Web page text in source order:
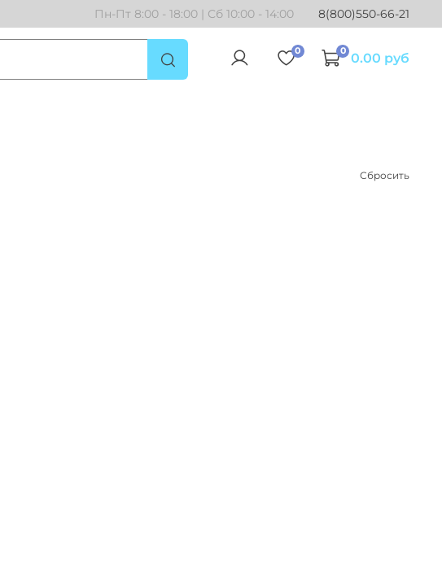
Пн-Пт 8:00 - 18:00 | Сб 10:00 - 14:00 8(800)550-66-21
0 0 0.00 руб
Сбросить